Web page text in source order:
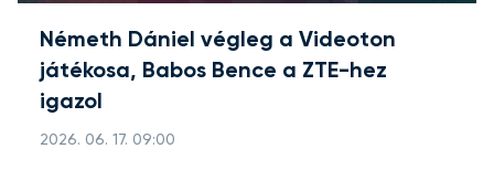
Németh Dániel végleg a Videoton
játékosa, Babos Bence a ZTE-hez
igazol
2026. 06. 17. 09:00